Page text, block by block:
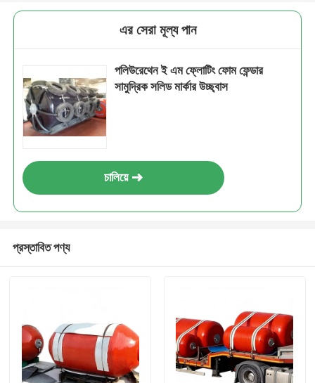
এর সেরা মূল্য পান
পলিউরেথেন ই এম ফ্লোটিং ফোম ফেন্ডার
সামুদ্রিক সলিড মার্কার উচ্ছ্বাস
চালিয়ে
প্রস্তাবিত পণ্য